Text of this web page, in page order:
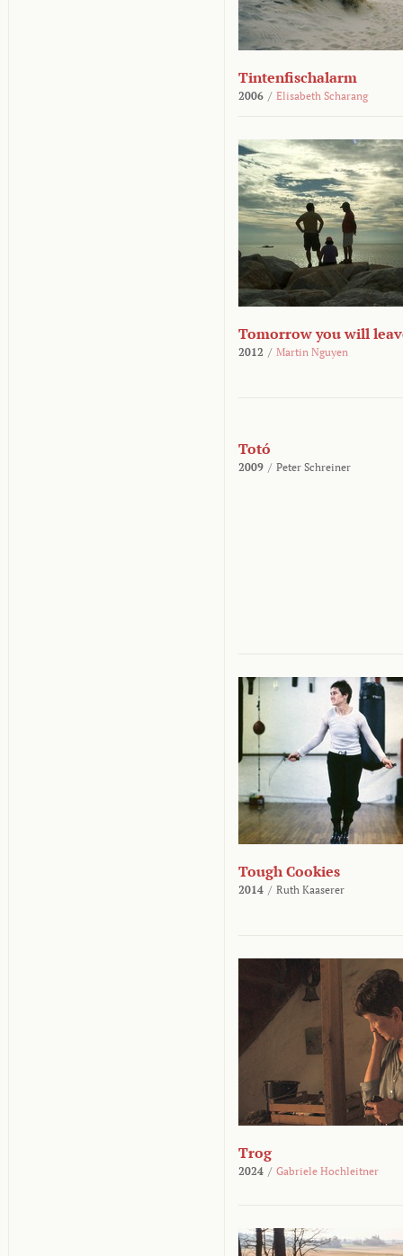
Tintenfischalarm
2006 / Elisabeth Scharang
Tomorrow you will
2012 / Martin Nguyen
Totó
2009 / Peter Schreiner
Tough Cookies
2014 / Ruth Kaaserer
Trog
2024 / Gabriele Hochleitner